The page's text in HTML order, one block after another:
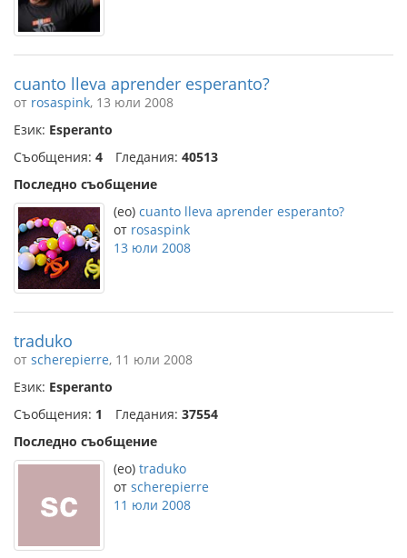
cuanto lleva aprender esperanto?
от rosaspink, 13 юли 2008
Език: Esperanto
Съобщения: 4 Гледания: 40513
Последно съобщение
(eo) cuanto lleva aprender esperanto?
от rosaspink
13 юли 2008
traduko
от scherepierre, 11 юли 2008
Език: Esperanto
Съобщения: 1 Гледания: 37554
Последно съобщение
(eo) traduko
от scherepierre
11 юли 2008